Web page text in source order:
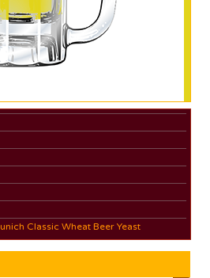
Classic Wheat Beer Yeast